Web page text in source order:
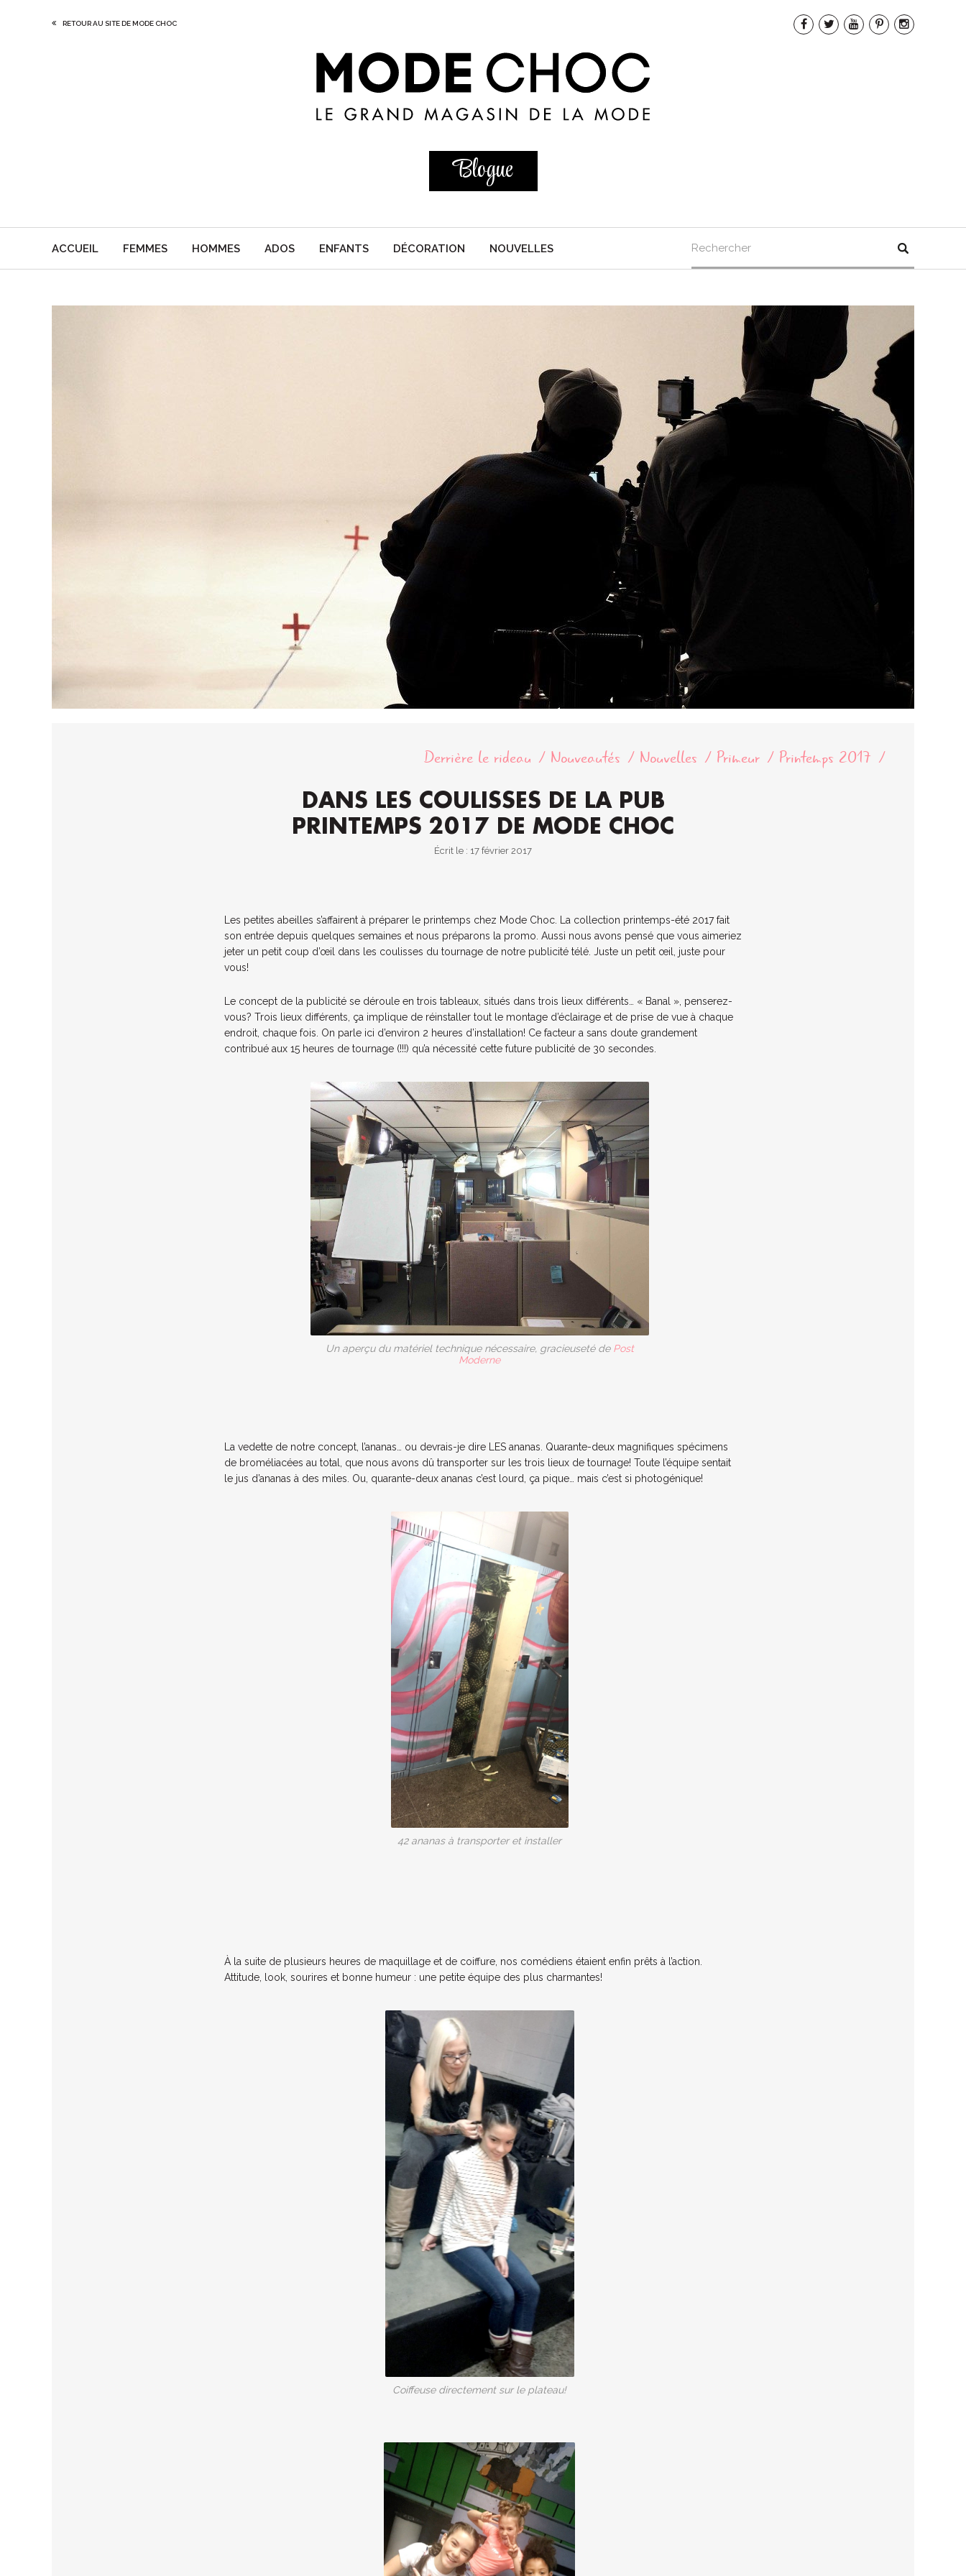
RETOUR AU SITE DE MODE CHOC
Blogue
ACCUEIL FEMMES HOMMES ADOS ENFANTS DÉCORATION NOUVELLES Rechercher
Derrière le rideau Nouveautés Nouvelles Primeur Printemps 2017
DANS LES COULISSES DE LA PUB
PRINTEMPS 2017 DE MODE CHOC
Écrit le : 17 février 2017
Les petites abeilles s’affairent à préparer le printemps chez Mode Choc. La collection printemps-été 2017 fait
son entrée depuis quelques semaines et nous préparons la promo. Aussi nous avons pensé que vous aimeriez
jeter un petit coup d’œil dans les coulisses du tournage de notre publicité télé. Juste un petit œil, juste pour
vous!
Le concept de la publicité se déroule en trois tableaux, situés dans trois lieux différents… « Banal », penserez-
vous? Trois lieux différents, ça implique de réinstaller tout le montage d’éclairage et de prise de vue à chaque
endroit, chaque fois. On parle ici d’environ 2 heures d’installation! Ce facteur a sans doute grandement
contribué aux 15 heures de tournage (!!!) qu’a nécessité cette future publicité de 30 secondes.
Un aperçu du matériel technique nécessaire, gracieuseté de Post
Moderne
La vedette de notre concept, l’ananas… ou devrais-je dire LES ananas. Quarante-deux magnifiques spécimens
de broméliacées au total, que nous avons dû transporter sur les trois lieux de tournage! Toute l’équipe sentait
le jus d’ananas à des miles. Ou, quarante-deux ananas c’est lourd, ça pique… mais c’est si photogénique!
42 ananas à transporter et installer
À la suite de plusieurs heures de maquillage et de coiffure, nos comédiens étaient enfin prêts à l’action.
Attitude, look, sourires et bonne humeur : une petite équipe des plus charmantes!
Coiffeuse directement sur le plateau!